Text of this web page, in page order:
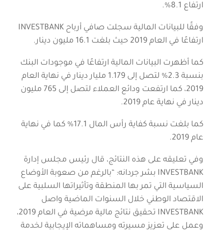
ارتفاع 8.1%.
وفقًا للبيانات المالية سجلت صافي أرباح INVESTBANK
ارتفاعًا في العام 2019 حيث بلغت 16.1 مليون دينار.
كما أظهرت البيانات المالية ارتفاعًا في موجودات البنك
بنسبة 2.3% لتصل إلى 1.179 مليار دينار في نهاية العام
2019، كما ارتفعت ودائع العملاء لتصل إلى 765 مليون
دينار في نهاية عام 2019.
كما بلغت نسبة كفاية رأس المال 17.1% كما في نهاية
عام 2019.
وفي تعليقه على هذه النتائج، قال رئيس مجلس إدارة
INVESTBANK بشر جردانه: “بالرغم من صعوبة الأوضاع
السياسية التي تمر بها المنطقة وتأثيراتها السلبية على
الاقتصاد الوطني خلال السنوات الماضية واصل
INVESTBANK تحقيق نتائج مالية مرضية في العام 2019،
وعمل على تعزيز مسيرته ومساهماته الإيجابية لخدمة